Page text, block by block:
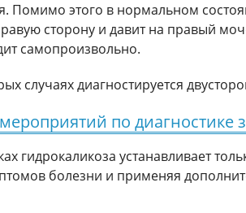
Помимо этого в нормальном
сторону и давит на правый
самопроизвольно.
случаях диагностируется
по диагностике
гидрокаликоза устанавливает
болезни и применяя